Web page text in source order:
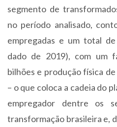
segmento de
no período analisado,
empregadas e um total
dado de 2019), com um
bilhões e produção física
– o que coloca a cadeia do
empregador dentre os
transformação brasileira e,